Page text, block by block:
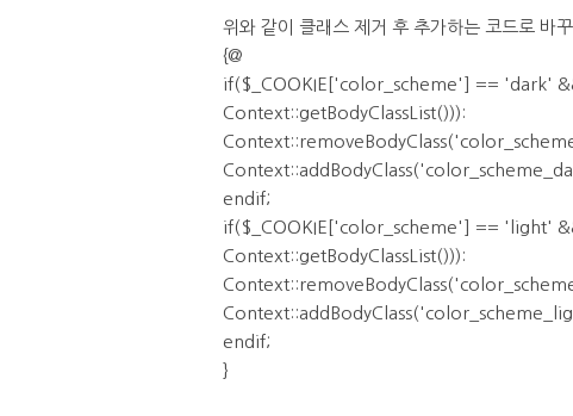
위와 같이 클래스 제거 후 추가하는 코드로 바
{@
if($_COOKIE['color_scheme'] == 'dark'
Context::getBodyClassList())):
endif;
if($_COOKIE['color_scheme'] == 'light'
Context::getBodyClassList())):
endif;
}